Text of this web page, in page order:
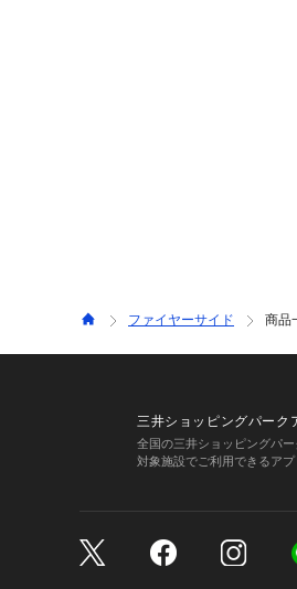
ファイヤーサイド 商品
三井ショッピングパーク
全国の三井ショッピングパー
対象施設でご利用できるアプ